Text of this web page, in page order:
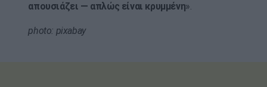
απουσιάζει — απλώς είναι κρυμμένη».
photo: pixabay